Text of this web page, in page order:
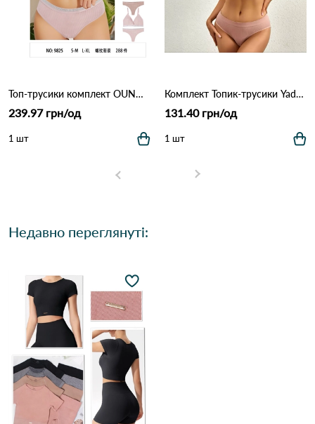
Топ-трусики комплект OUNO 9825 Різні кольори
239.97 грн/од
1 шт
Комплект Топик-трусики Yadali 668 Пудра
131.40 грн/од
1 шт
Недавно переглянуті: